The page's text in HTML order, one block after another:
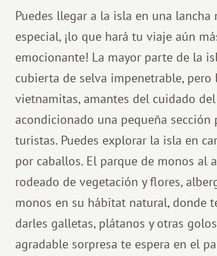
Puedes llegar a la isla en una lancha
especial, ¡lo que hará tu viaje aún
emocionante! La mayor parte de la
cubierta de selva impenetrable, pero
vietnamitas, amantes del cuidado
acondicionado una pequeña sección
turistas. Puedes explorar la isla en
por caballos. El parque de monos al
rodeado de vegetación y flores,
monos en su hábitat natural, donde
darles galletas, plátanos y otras
agradable sorpresa te espera en el